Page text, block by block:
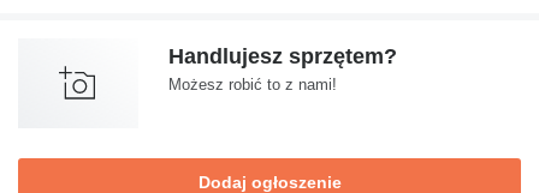
Handlujesz sprzętem?
Możesz robić to z nami!
Dodaj ogłoszenie